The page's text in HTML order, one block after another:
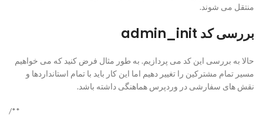
منتقل می شوند.
بررسی کد admin_init
حالا به بررسی این کد می پردازیم. به طور مثال فرض کنید که می خواهیم
مسیر تمام مشترکین را تغییر دهیم اما این کار باید با تمام استانداردها و
نقش های سفارشی در وردپرس هماهنگی داشته باشد.
**/